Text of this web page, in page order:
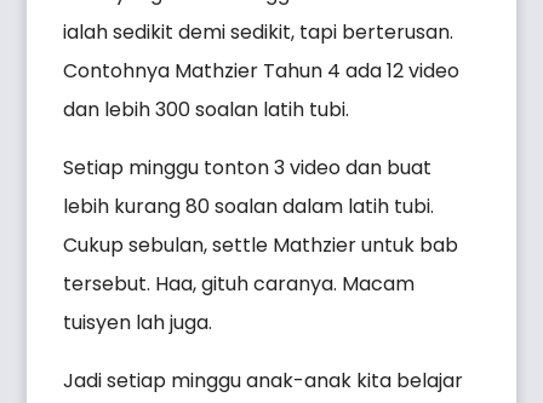
ialah sedikit demi sedikit, tapi berterusan.
Contohnya Mathzier Tahun 4 ada 12 video
dan lebih 300 soalan latih tubi.
Setiap minggu tonton 3 video dan buat
lebih kurang 80 soalan dalam latih tubi.
Cukup sebulan, settle Mathzier untuk bab
tersebut. Haa, gituh caranya. Macam
tuisyen lah juga.
Jadi setiap minggu anak-anak kita belajar